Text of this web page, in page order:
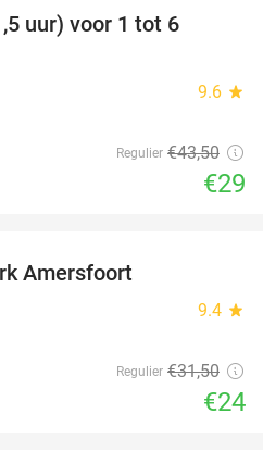
uur) voor 1 tot 6
9.6 star
Regulier €43,50
€29
Amersfoort
9.4 star
Regulier €31,50
€24